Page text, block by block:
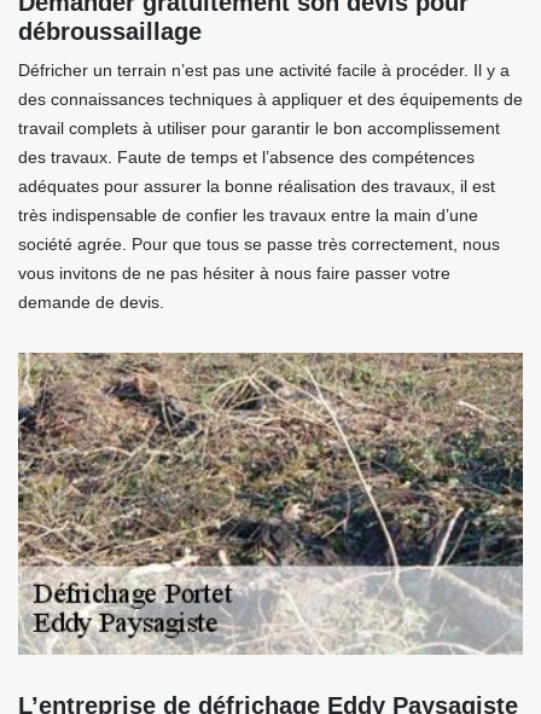
débroussaillage
Défricher un terrain n’est pas une activité facile à procéder. Il y a
des connaissances techniques à appliquer et des équipements de
travail complets à utiliser pour garantir le bon accomplissement
des travaux. Faute de temps et l’absence des compétences
adéquates pour assurer la bonne réalisation des travaux, il est
très indispensable de confier les travaux entre la main d’une
société agrée. Pour que tous se passe très correctement, nous
vous invitons de ne pas hésiter à nous faire passer votre
demande de devis.
L’entreprise de défrichage Eddy Paysagiste